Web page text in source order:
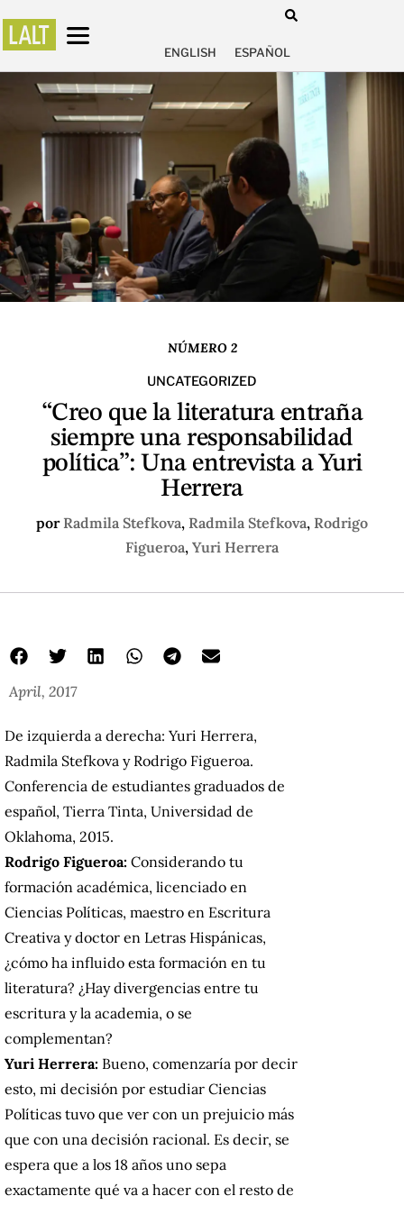
ENGLISH ESPAÑOL
NÚMERO 2
UNCATEGORIZED
“Creo que la literatura entraña
siempre una responsabilidad
política”: Una entrevista a Yuri
Herrera
por Radmila Stefkova, Radmila Stefkova, Rodrigo
Figueroa, Yuri Herrera
April, 2017
De izquierda a derecha: Yuri Herrera,
Radmila Stefkova y Rodrigo Figueroa.
Conferencia de estudiantes graduados de
español, Tierra Tinta, Universidad de
Oklahoma, 2015.
Rodrigo Figueroa: Considerando tu
formación académica, licenciado en
Ciencias Políticas, maestro en Escritura
Creativa y doctor en Letras Hispánicas,
¿cómo ha influido esta formación en tu
literatura? ¿Hay divergencias entre tu
escritura y la academia, o se
complementan?
Yuri Herrera: Bueno, comenzaría por decir
esto, mi decisión por estudiar Ciencias
Políticas tuvo que ver con un prejuicio más
que con una decisión racional. Es decir, se
espera que a los 18 años uno sepa
exactamente qué va a hacer con el resto de